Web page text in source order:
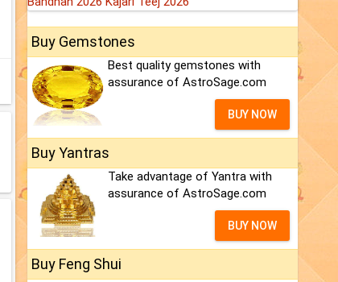
Buy Gemstones
Best quality gemstones with
assurance of AstroSage.com
BUY NOW
Buy Yantras
Take advantage of Yantra with
assurance of AstroSage.com
BUY NOW
Buy Feng Shui